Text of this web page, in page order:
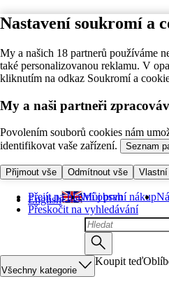
Nastavení soukromí a
My a našich 18 partnerů používáme
také personalizovanou reklamu. V
kliknutím na odkaz Soukromí a
My a naši partneři
Povolením souborů cookies nám
identifikovat vaše zařízení.
Seznam
Přijmout vše Odmítnout vše
Přejít na hlavní obsah
Přeskočit na vyhledávání
English Můj první nákup
Všechny kategorie
Koupit teď